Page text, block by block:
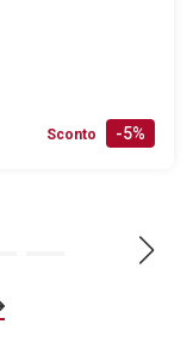
Sconto -5%